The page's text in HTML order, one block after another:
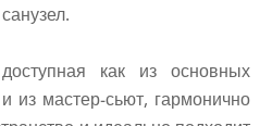
как из основных
из мастер-сьют, гармонично